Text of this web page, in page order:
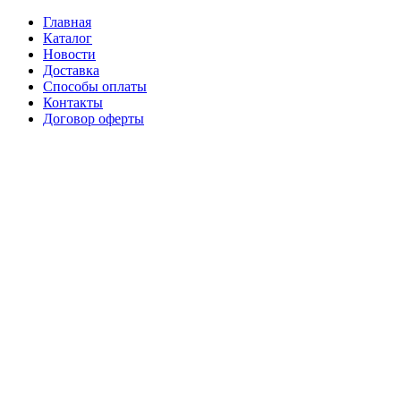
Главная
Каталог
Новости
Доставка
Способы оплаты
Контакты
Договор оферты